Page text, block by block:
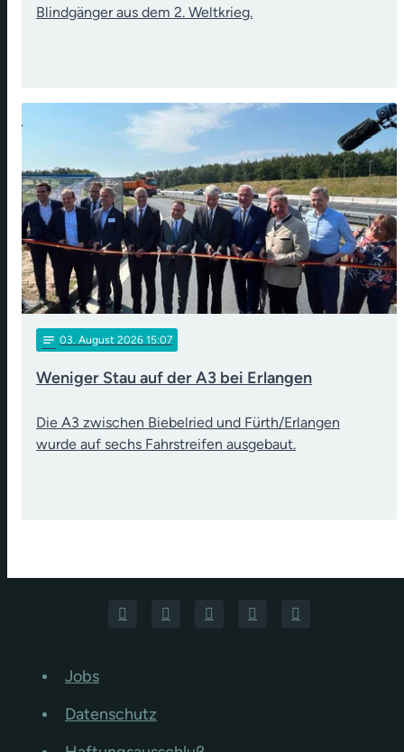
Blindgänger aus dem 2. Weltkrieg.
notes 03. August 2026 15:07
Weniger Stau auf der A3 bei Erlangen
Die A3 zwischen Biebelried und Fürth/Erlangen
wurde auf sechs Fahrstreifen ausgebaut.
Jobs
Datenschutz